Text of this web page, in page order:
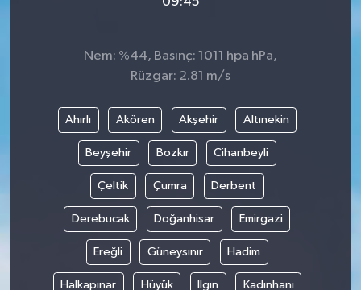
Nem: %44, Basınç: 1011 hpa hPa,
Rüzgar: 2.81 m/s
Ahırlı Akören Akşehir Altınekin
Beyşehir Bozkır Cihanbeyli
Çeltik Çumra Derbent
Derebucak Doğanhisar Emirgazi
Ereğli Güneysınır Hadim
Halkapınar Hüyük Ilgın Kadınhanı